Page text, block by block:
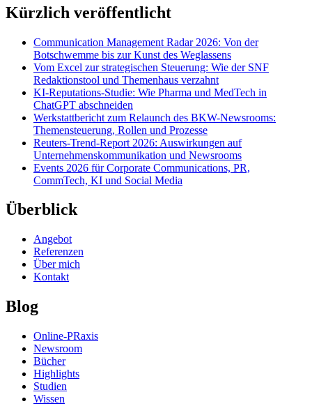
Kürzlich veröffentlicht
Communication Management Radar 2026: Von der
Botschwemme bis zur Kunst des Weglassens
Vom Excel zur strategischen Steuerung: Wie der SNF
Redaktionstool und Themenhaus verzahnt
KI-Reputations-Studie: Wie Pharma und MedTech in
ChatGPT abschneiden
Werkstattbericht zum Relaunch des BKW-Newsrooms:
Themensteuerung, Rollen und Prozesse
Reuters-Trend-Report 2026: Auswirkungen auf
Unternehmenskommunikation und Newsrooms
Events 2026 für Corporate Communications, PR,
CommTech, KI und Social Media
Überblick
Angebot
Referenzen
Über mich
Kontakt
Blog
Online-PRaxis
Newsroom
Bücher
Highlights
Studien
Wissen